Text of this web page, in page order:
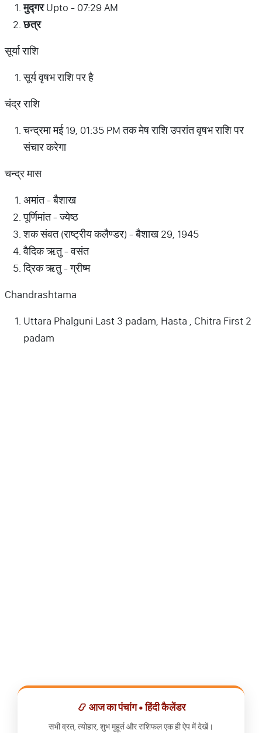
मुद्गरUpto - 07:29 AM
छत्र
सूर्या राशि
सूर्य वृषभ राशि पर है
चंद्र राशि
चन्द्रमा मई 19, 01:35 PM तक मेष राशि उपरांत वृषभ राशि पर
संचार करेगा
चन्द्र मास
अमांत - बैशाख
पूर्णिमांत - ज्येष्ठ
शक संवत (राष्ट्रीय कलैण्डर) - बैशाख 29, 1945
वैदिक ऋतु - वसंत
द्रिक ऋतु - ग्रीष्म
Chandrashtama
Uttara Phalguni Last 3 padam, Hasta , Chitra First 2
padam
📿 आज का पंचांग • हिंदी कैलेंडर
सभी व्रत, त्योहार, शुभ मुहूर्त और राशिफल एक ही ऐप में देखें।